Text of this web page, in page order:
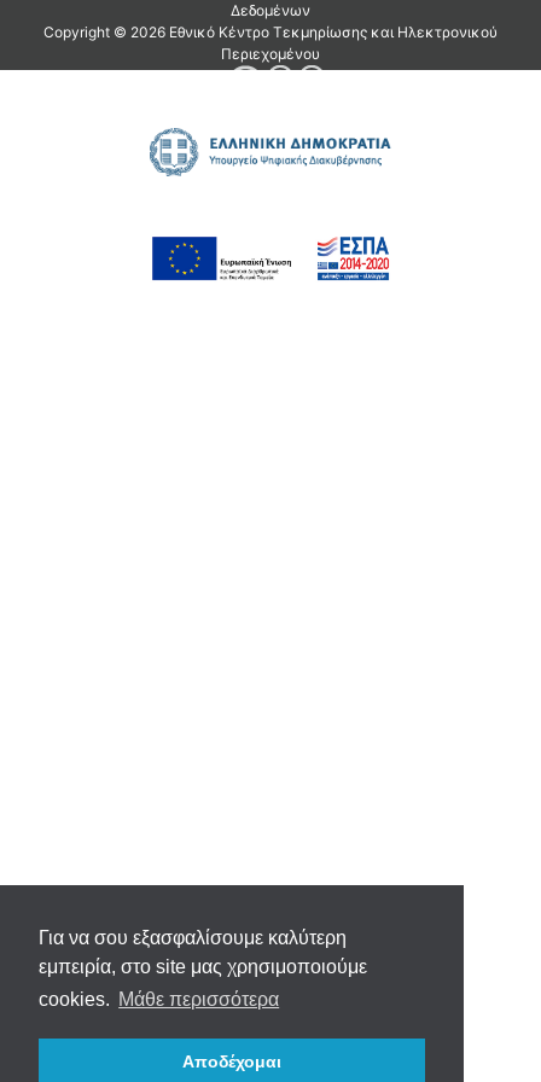
Για να σου εξασφαλίσουμε καλύτερη
εμπειρία, στο site μας χρησιμοποιούμε
cookies. Μάθε περισσότερα
Αποδέχομαι